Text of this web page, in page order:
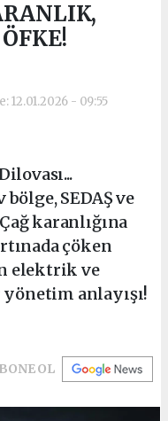
12.01.2026 - 09:55
SEDAŞ ve
karanlığına
çöken
elektrik ve
anlayışı!
OL